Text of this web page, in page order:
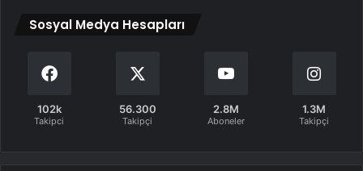
Sosyal Medya Hesapları
102k
Takipci
56.300
Takipçi
2.8M
Aboneler
1.3M
Takipçi